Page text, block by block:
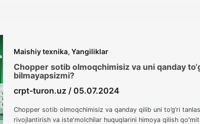
Maishiy texnika,Yangiliklar
Chopper sotib olmoqchimisiz va uni qanday
bilmayapsizmi?
crpt-turon.uz /05.07.2024
Chopper sotib olmoqchimisiz va qanday qilib uni to’g’ri
rivojlantirish va isteʼmolchilar huquqlarini himoya qilish